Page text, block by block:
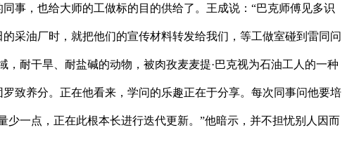
事，也给大师的工做标的目的供给了。王成说：“巴克师傅见多识
采油厂时，就把他们的宣传材料转发给我们，等工做室碰到雷同问
耐干旱、耐盐碱的动物，被肉孜麦麦提·巴克视为石油工人的一种
致养分。正在他看来，学问的乐趣正在于分享。每次同事问他要培
一点，正在此根本长进行迭代更新。”他暗示，并不担忧别人因而